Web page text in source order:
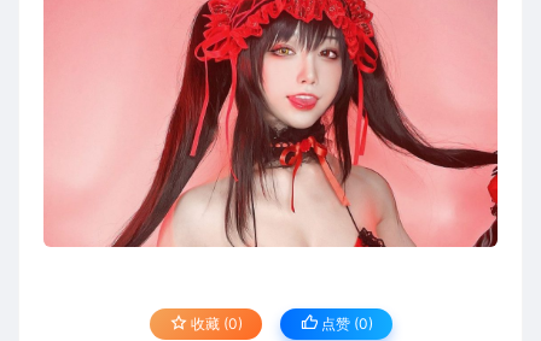
收藏 (0) 点赞 (0)